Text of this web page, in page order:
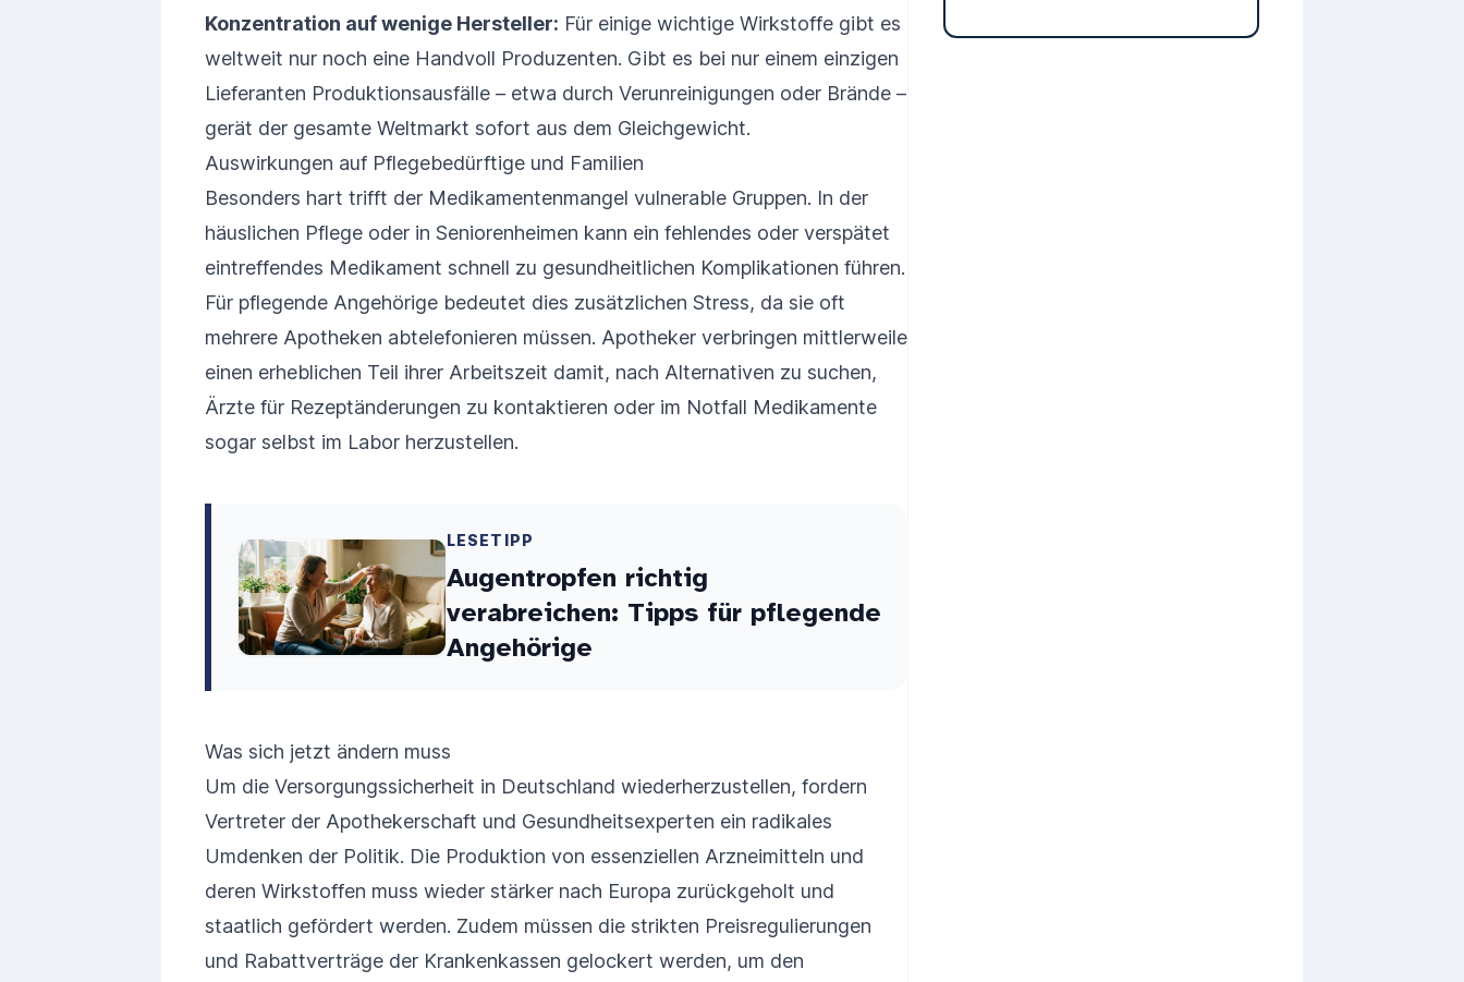
Konzentration auf wenige Hersteller: Für einige wichtige Wirkstoffe gibt es
weltweit nur noch eine Handvoll Produzenten. Gibt es bei nur einem einzigen
Lieferanten Produktionsausfälle – etwa durch Verunreinigungen oder Brände –
gerät der gesamte Weltmarkt sofort aus dem Gleichgewicht.
Auswirkungen auf Pflegebedürftige und Familien
Besonders hart trifft der Medikamentenmangel vulnerable Gruppen. In der
häuslichen Pflege oder in Seniorenheimen kann ein fehlendes oder verspätet
eintreffendes Medikament schnell zu gesundheitlichen Komplikationen führen.
Für pflegende Angehörige bedeutet dies zusätzlichen Stress, da sie oft
mehrere Apotheken abtelefonieren müssen. Apotheker verbringen mittlerweile
einen erheblichen Teil ihrer Arbeitszeit damit, nach Alternativen zu suchen,
Ärzte für Rezeptänderungen zu kontaktieren oder im Notfall Medikamente
sogar selbst im Labor herzustellen.
LESETIPP
Augentropfen richtig
verabreichen: Tipps für pflegende
Angehörige
Was sich jetzt ändern muss
Um die Versorgungssicherheit in Deutschland wiederherzustellen, fordern
Vertreter der Apothekerschaft und Gesundheitsexperten ein radikales
Umdenken der Politik. Die Produktion von essenziellen Arzneimitteln und
deren Wirkstoffen muss wieder stärker nach Europa zurückgeholt und
staatlich gefördert werden. Zudem müssen die strikten Preisregulierungen
und Rabattverträge der Krankenkassen gelockert werden, um den